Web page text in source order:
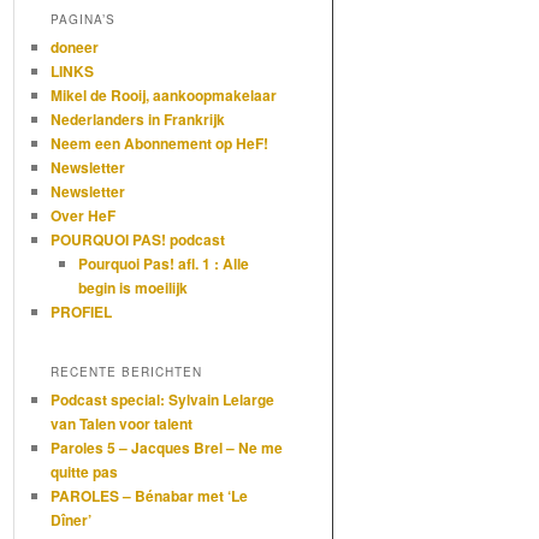
PAGINA’S
doneer
LINKS
Mikel de Rooij, aankoopmakelaar
Nederlanders in Frankrijk
Neem een Abonnement op HeF!
Newsletter
Newsletter
Over HeF
POURQUOI PAS! podcast
Pourquoi Pas! afl. 1 : Alle
begin is moeilijk
PROFIEL
RECENTE BERICHTEN
Podcast special: Sylvain Lelarge
van Talen voor talent
Paroles 5 – Jacques Brel – Ne me
quitte pas
PAROLES – Bénabar met ‘Le
Dîner’